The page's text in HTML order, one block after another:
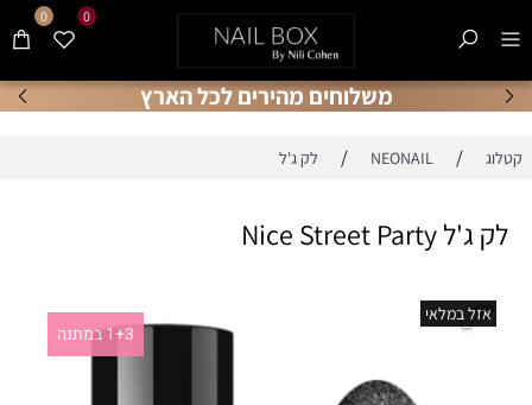
משלוחים מהירים לכל הארץ
0 0
קטלוג /
NEONAIL
/ לק ג'ל
לק ג'ל Nice Street Party
1+3 במתנה
אזל במלאי